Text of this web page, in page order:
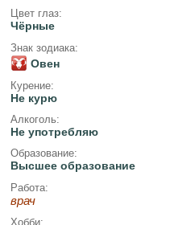
Цвет глаз:
Чёрные
Знак зодиака:
Овен
Курение:
Не курю
Алкоголь:
Не употребляю
Образование:
Высшее образование
Работа:
врач
Хобби: